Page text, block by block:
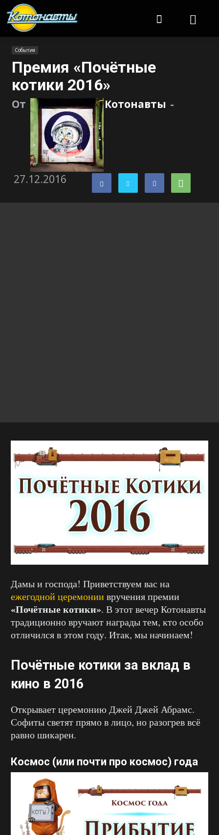
События
Премия «Почётные
котики 2016»
От Котонавты -
27.12.2016
Дамы и господа! Приветствуем вас на
ежегодной церемониивручения премии
«Почётные котики». В этот вечер Котонавты
традиционно вручают награды тем, кто особо
отличился в этом году. Итак, мы начинаем!
Почётные котики за вклад в
кино в 2016
Открывает церемонию Джей Джей Абрамс.
Софиты светят прямо в лицо, но разогрев всё
равно шикарен.
Космос (или почти про космос) года